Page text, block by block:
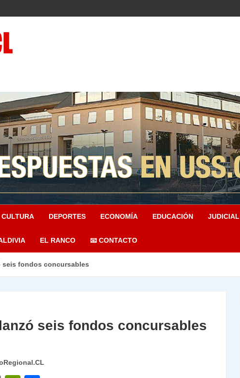
CULTURA DEPORTES ECONOMÍA EDUCACIÓN JUDICIAL
EL RANCO 📧 CONTACTO
seis fondos concursables
seis fondos concursables